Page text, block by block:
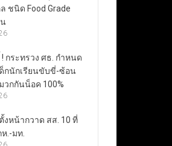
ชนิด Food Grade
กระทรวง ศธ. กำหนด
กนักเรียนขับขี่-ซ้อน
วกกันน็อค 100%
งหน้ากวาด สส. 10 ที่
.-มท.